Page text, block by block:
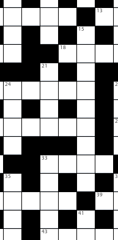
13
15
18
21
24
33
35
39
41
43